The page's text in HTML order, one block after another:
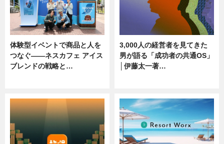
体験型イベントで商品と人を
つなぐ――ネスカフェ アイス
ブレンドの戦略と…
3,000人の経営者を見てきた
男が語る「成功者の共通OS」
│伊藤太一著…